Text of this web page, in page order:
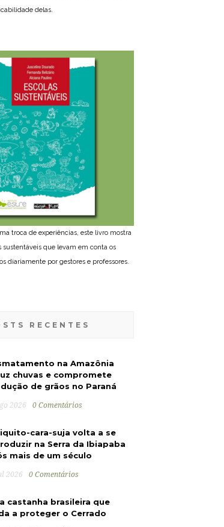
delas.
troca de experiências, este livro mostra
sustentáveis que levam em conta os
diariamente por gestores e professores.
RECENTES
na Amazônia
chuvas e compromete
de grãos no Paraná
2026 0 Comentários
cara-suja volta a se
na Serra da Ibiapaba
mais de um século
2026 0 Comentários
castanha brasileira que
a proteger o Cerrado